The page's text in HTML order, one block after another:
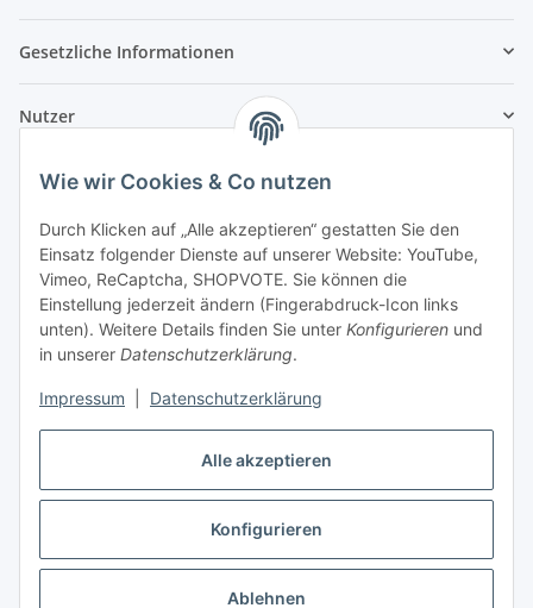
Alle akzeptieren
Konfigurieren
Ablehnen
Wie wir Cookies & Co nutzen
Durch Klicken auf „Alle akzeptieren“ gestatten Sie den
Einsatz folgender Dienste auf unserer Website: YouTube,
Vimeo, ReCaptcha, SHOPVOTE. Sie können die
Einstellung jederzeit ändern (Fingerabdruck-Icon links
unten). Weitere Details finden Sie unter Konfigurieren und
in unserer Datenschutzerklärung.
Impressum Datenschutzerklärung
Gesetzliche Informationen
Nutzer